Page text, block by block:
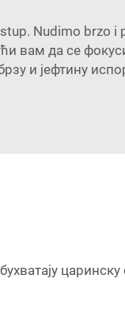
Nudimo brzo i
вам да се
и јефтину